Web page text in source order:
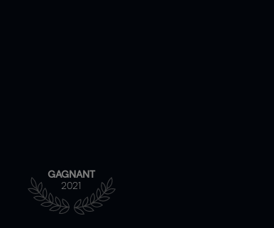
GAGNANT
2021